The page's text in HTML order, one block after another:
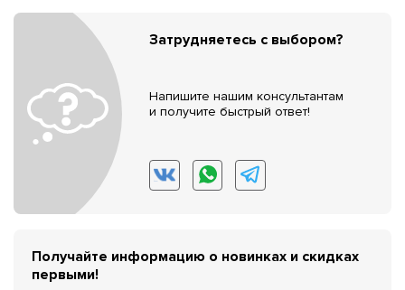
Затрудняетесь с выбором?
Напишите нашим консультантам
и получите быстрый ответ!
Получайте информацию о новинках и скидках
первыми!